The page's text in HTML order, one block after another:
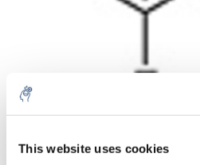
This website uses cookies